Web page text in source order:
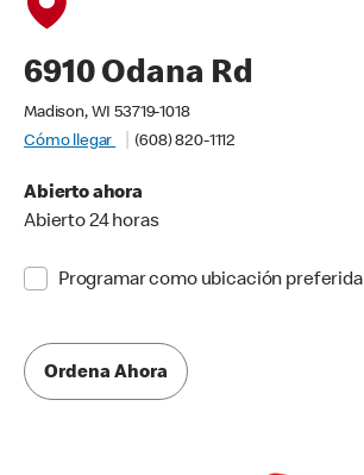
6910 Odana Rd
Madison, WI 53719-1018
Cómo llegar
(608) 820-1112
Abierto ahora
Abierto 24 horas
Programar como ubicación preferida
Ordena Ahora